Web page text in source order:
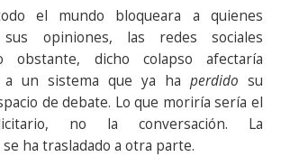
el mundo bloqueara a quienes
opiniones, las redes sociales
obstante, dicho colapso afectaría
a un sistema que ya ha perdido su
de debate. Lo que moriría sería el
no la conversación. La
ha trasladado a otra parte.